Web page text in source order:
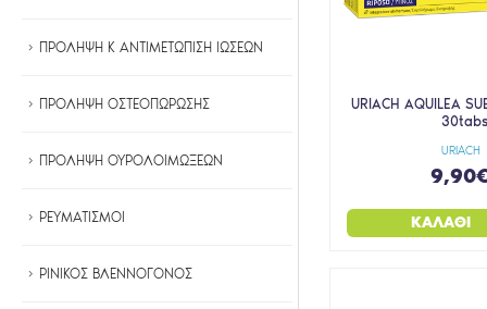
URIACH
VIRIDIAN
WINMEDICA
ZZZQUIL
ΠΡΟΛΗΨΗ Κ ΑΝΤΙΜΕΤΩΠΙΣΗ ΙΩΣΕΩΝ
ΠΡΟΛΗΨΗ ΟΣΤΕΟΠΩΡΩΣΗΣ
ΠΡΟΛΗΨΗ ΟΥΡΟΛΟΙΜΩΞΕΩΝ
ΡΕΥΜΑΤΙΣΜΟΙ
ΡΙΝΙΚΟΣ ΒΛΕΝΝΟΓΟΝΟΣ
URIACH
URIACH AQUILEA
30tabs
ΚΑΛΆΘΙ